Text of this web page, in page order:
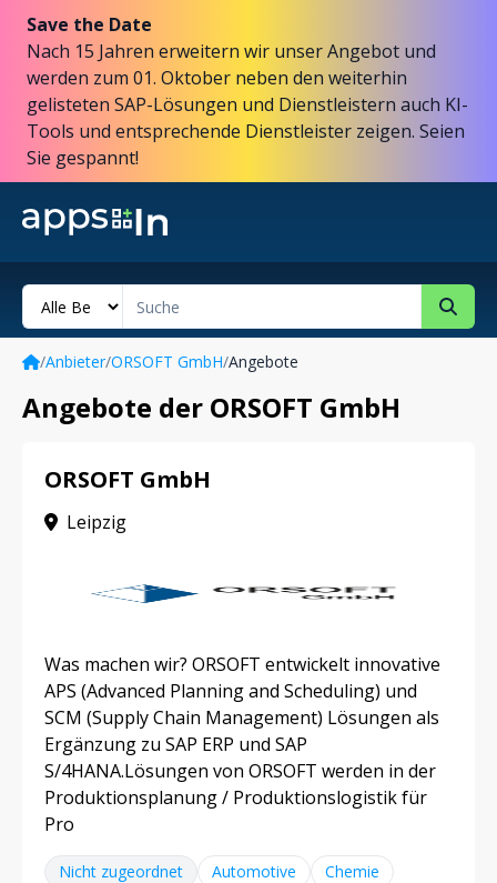
Save the Date
Nach 15 Jahren erweitern wir unser Angebot und
werden zum 01. Oktober neben den weiterhin
gelisteten SAP-Lösungen und Dienstleistern auch KI-
Tools und entsprechende Dienstleister zeigen. Seien
Sie gespannt!
/Anbieter/ORSOFT GmbH/Angebote
Angebote der ORSOFT GmbH
ORSOFT GmbH
Leipzig
Was machen wir? ORSOFT entwickelt innovative
APS (Advanced Planning and Scheduling) und
SCM (Supply Chain Management) Lösungen als
Ergänzung zu SAP ERP und SAP
S/4HANA.Lösungen von ORSOFT werden in der
Produktionsplanung / Produktionslogistik für
Pro
Nicht zugeordnet Automotive
Chemie